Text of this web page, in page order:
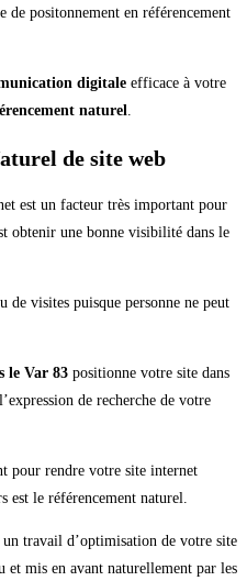
de positonnement en référencement
digitale efficace à votre
naturel.
de site web
est un facteur très important pour
obtenir une bonne visibilité dans le
de visites puisque personne ne peut
le Var 83 positionne votre site dans
de recherche de votre
pour rendre votre site internet
est le référencement naturel.
un travail d’optimisation de votre site
mis en avant naturellement par les